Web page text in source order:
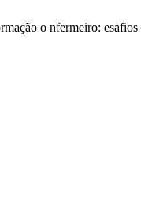
o nfermeiro: